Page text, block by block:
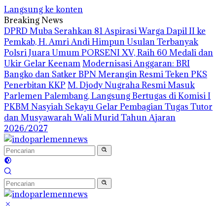
Langsung ke konten
Breaking News
DPRD Muba Serahkan 81 Aspirasi Warga Dapil II ke
Pemkab, H. Amri Andi Himpun Usulan Terbanyak
Polsri Juara Umum PORSENI XV, Raih 60 Medali dan
Ukir Gelar KeenamModernisasi Anggaran: BRI
Bangko dan Satker BPN Merangin Resmi Teken PKS
Penerbitan KKP M. Djody Nugraha Resmi Masuk
Parlemen Palembang, Langsung Bertugas di Komisi I
PKBM Nasyiah Sekayu Gelar Pembagian Tugas Tutor
dan Musyawarah Wali Murid Tahun Ajaran
2026/2027